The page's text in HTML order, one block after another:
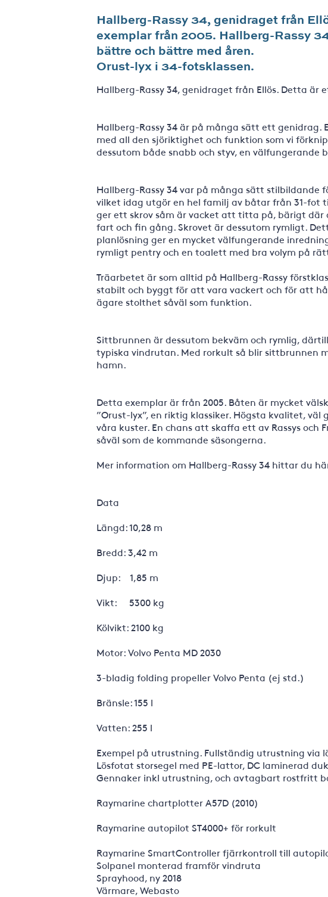
Hallberg-Rassy 34, genidraget från
exemplar från 2005. Hallberg-Rassy
bättre och bättre med åren.
Orust-lyx i 34-fotsklassen.
Hallberg-Rassy 34, genidraget från Ellös. Detta
Hallberg-Rassy 34 är på många sätt ett genidrag.
med all den sjöriktighet och funktion som vi
dessutom både snabb och styv, en välfungerande
Hallberg-Rassy 34 var på många sätt stilbildande
vilket idag utgör en hel familj av båtar från 31-fot
ger ett skrov såm är vacket att titta på, bärigt där
fart och fin gång. Skrovet är dessutom rymligt.
planlösning ger en mycket välfungerande
rymligt pentry och en toalett med bra volym på
Träarbetet är som alltid på Hallberg-Rassy
stabilt och byggt för att vara vackert och för att
ägare stolthet såväl som funktion.
Sittbrunnen är dessutom bekväm och rymlig,
typiska vindrutan. Med rorkult så blir sittbrunnen
hamn.
Detta exemplar är från 2005. Båten är mycket
”Orust-lyx”, en riktig klassiker. Högsta kvalitet,
våra kuster. En chans att skaffa ett av Rassys och
såväl som de kommande säsongerna.
Mer information om Hallberg-Rassy 34 hittar du
Data
Längd: 10,28 m
Bredd: 3,42 m
Djup: 1,85 m
Vikt: 5300 kg
Kölvikt: 2100 kg
Motor: Volvo Penta MD 2030
3-bladig folding propeller Volvo Penta (ej std.)
Bränsle: 155 l
Vatten: 255 l
Exempel på utrustning. Fullständig utrustning via
Lösfotat storsegel med PE-lattor, DC laminerad
Gennaker inkl utrustning, och avtagbart rostfritt
Raymarine chartplotter A57D (2010)
Raymarine autopilot ST4000+ för rorkult
Raymarine SmartController fjärrkontroll till
Solpanel monterad framför vindruta
Sprayhood, ny 2018
Värmare, Webasto